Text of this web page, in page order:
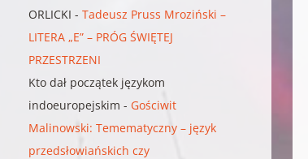
ORLICKI -Tadeusz Pruss Mroziński –
LITERA „E” – PRÓG ŚWIĘTEJ
PRZESTRZENI
Kto dał początek językom
indoeuropejskim - Gościwit
Malinowski: Temematyczny – język
przedsłowiańskich czy